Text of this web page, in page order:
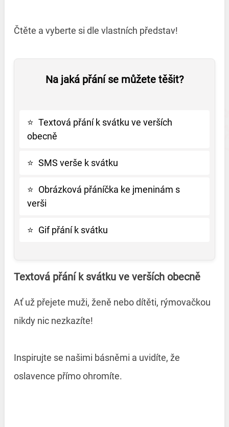
Čtěte a vyberte si dle vlastních představ!
Na jaká přání se můžete těšit?
⭐ Textová přání k svátku ve verších
obecně
⭐ SMS verše k svátku
⭐ Obrázková přáníčka ke jmeninám s
verši
⭐ Gif přání k svátku
Textová přání k svátku ve verších obecně
Ať už přejete muži, ženě nebo dítěti, rýmovačkou
nikdy nic nezkazíte!
Inspirujte se našimi básněmi a uvidíte, že
oslavence přímo ohromíte.